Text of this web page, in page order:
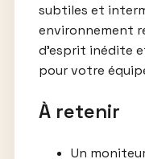
subtiles et
environnement
d’esprit inédite
pour votre
À retenir
Un